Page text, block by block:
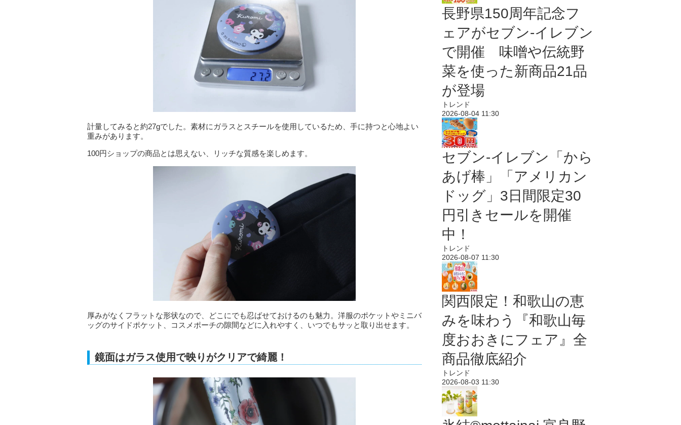
計量してみると約27gでした。素材にガラスとスチールを使用しているため、手に持つと心地よい
重みがあります。
100円ショップの商品とは思えない、リッチな質感を楽しめます。
厚みがなくフラットな形状なので、どこにでも忍ばせておけるのも魅力。洋服のポケットやミニバ
ッグのサイドポケット、コスメポーチの隙間などに入れやすく、いつでもサッと取り出せます。
鏡面はガラス使用で映りがクリアで綺麗！
長野県150周年記念フ
ェアがセブン-イレブン
で開催 味噌や伝統野
菜を使った新商品21品
が登場
トレンド
2026-08-04 11:30
セブン‐イレブン「から
あげ棒」「アメリカン
ドッグ」3日間限定30
円引きセールを開催
中！
トレンド
2026-08-07 11:30
関西限定！和歌山の恵
みを味わう『和歌山毎
度おおきにフェア』全
商品徹底紹介
トレンド
2026-08-03 11:30